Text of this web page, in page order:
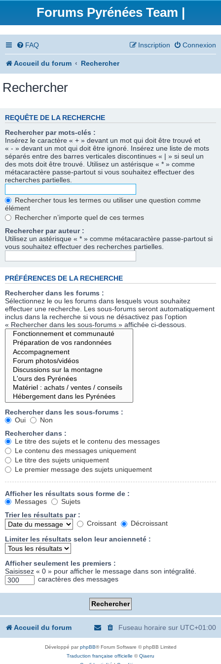
Forums Pyrénées Team |
FAQ Connexion
Inscription
Accueil du forum Rechercher
Rechercher
REQUÊTE DE LA RECHERCHE
Rechercher par mots-clés :
Insérez le caractère « + » devant un mot qui doit être trouvé et
« - » devant un mot qui doit être ignoré. Insérez une liste de mots
séparés entre des barres verticales discontinues « | » si seul un
des mots doit être trouvé. Utilisez un astérisque « * » comme
métacaractère passe-partout si vous souhaitez effectuer des
recherches partielles.
Rechercher tous les termes ou utiliser une question comme
élément
Rechercher n’importe quel de ces termes
Rechercher par auteur :
Utilisez un astérisque « * » comme métacaractère passe-partout si
vous souhaitez effectuer des recherches partielles.
PRÉFÉRENCES DE LA RECHERCHE
Rechercher dans les forums :
Sélectionnez le ou les forums dans lesquels vous souhaitez
effectuer une recherche. Les sous-forums seront automatiquement
inclus dans la recherche si vous ne désactivez pas l’option
« Rechercher dans les sous-forums » affichée ci-dessous.
Rechercher dans les sous-forums :
Oui
Non
Rechercher dans :
Le titre des sujets et le contenu des messages
Le contenu des messages uniquement
Le titre des sujets uniquement
Le premier message des sujets uniquement
Afficher les résultats sous forme de :
Messages
Sujets
Trier les résultats par :
Croissant
Décroissant
Limiter les résultats selon leur ancienneté :
Afficher seulement les premiers :
Saisissez « 0 » pour afficher le message dans son intégralité.
caractères des messages
Accueil du forum Fuseau horaire sur UTC+01:00
Développé parphpBB® Forum Software © phpBB Limited
Traduction française officielle ©Qiaeru